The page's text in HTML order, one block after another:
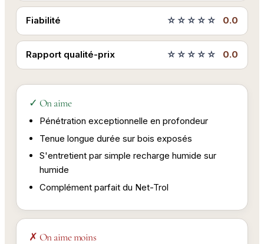
Fiabilité ☆☆☆☆☆ 0.0
Rapport qualité-prix ☆☆☆☆☆ 0.0
✓ On aime
Pénétration exceptionnelle en profondeur
Tenue longue durée sur bois exposés
S'entretient par simple recharge humide sur
humide
Complément parfait du Net-Trol
✗ On aime moins